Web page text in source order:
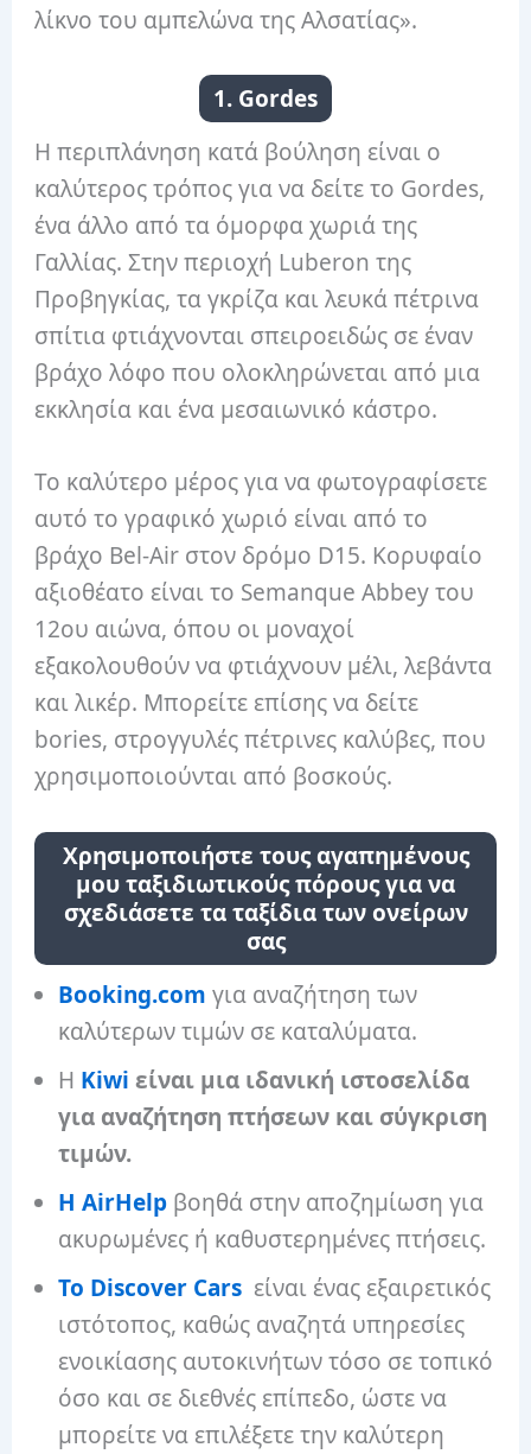
λίκνο του αμπελώνα της Αλσατίας».
1. Gordes
Η περιπλάνηση κατά βούληση είναι ο
καλύτερος τρόπος για να δείτε το Gordes,
ένα άλλο από τα όμορφα χωριά της
Γαλλίας. Στην περιοχή Luberon της
Προβηγκίας, τα γκρίζα και λευκά πέτρινα
σπίτια φτιάχνονται σπειροειδώς σε έναν
βράχο λόφο που ολοκληρώνεται από μια
εκκλησία και ένα μεσαιωνικό κάστρο.
Το καλύτερο μέρος για να φωτογραφίσετε
αυτό το γραφικό χωριό είναι από το
βράχο Bel-Air στον δρόμο D15. Κορυφαίο
αξιοθέατο είναι το Semanque Abbey του
12ου αιώνα, όπου οι μοναχοί
εξακολουθούν να φτιάχνουν μέλι, λεβάντα
και λικέρ. Μπορείτε επίσης να δείτε
bories, στρογγυλές πέτρινες καλύβες, που
χρησιμοποιούνται από βοσκούς.
Χρησιμοποιήστε τους αγαπημένους
μου ταξιδιωτικούς πόρους για να
σχεδιάσετε τα ταξίδια των ονείρων
σας
Booking.com για αναζήτηση των
καλύτερων τιμών σε καταλύματα.
Η Kiwi είναι μια ιδανική ιστοσελίδα
για αναζήτηση πτήσεων και σύγκριση
τιμών.
Η AirHelp βοηθά στην αποζημίωση για
ακυρωμένες ή καθυστερημένες πτήσεις.
Το Discover Cars είναι ένας εξαιρετικός
ιστότοπος, καθώς αναζητά υπηρεσίες
ενοικίασης αυτοκινήτων τόσο σε τοπικό
όσο και σε διεθνές επίπεδο, ώστε να
μπορείτε να επιλέξετε την καλύτερη